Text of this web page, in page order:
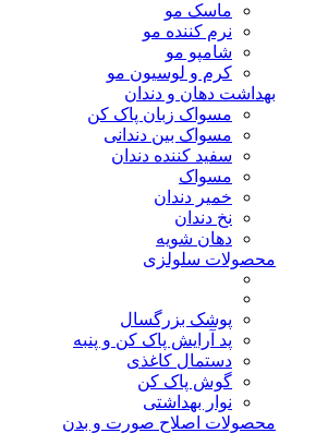
ماسک مو
نرم کننده مو
شامپو مو
کرم و لوسیون مو
بهداشت دهان و دندان
مسواک زبان پاک کن
مسواک بین دندانی
سفید کننده دندان
مسواک
خمیر دندان
نخ دندان
دهان شویه
محصولات سلولزی
پوشک بزرگسال
پد آرایش پاک کن و پنبه
دستمال کاغذی
گوش پاک کن
نوار بهداشتی
محصولات اصلاح صورت و بدن